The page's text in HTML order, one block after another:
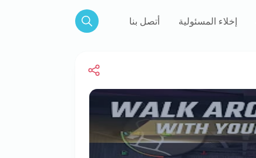
إخلاء المسئولية أتصل بنا
Search